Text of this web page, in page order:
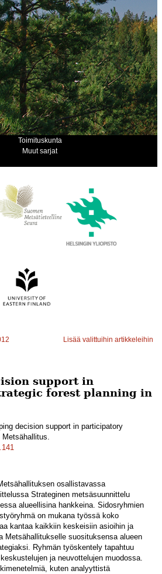
Toimituskunta
Muut sarjat
Lisää valittuihin artikkeleihin
support in
forest planning in
decision support in participatory
osallistavassa
Strateginen metsäsuunnittelu
alueellisina hankkeina. Sidosryhmien
on mukana työssä koko
kantaa kaikkiin keskeisiin asioihin ja
Metsähallitukselle suosituksensa alueen
Ryhmän työskentely tapahtuu
ja neuvottelujen muodossa.
kuten analyyttistä